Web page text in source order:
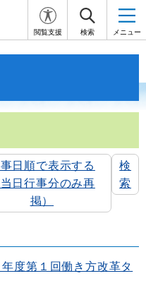
閲覧支援 検索 メニュー
日順で表示する
当日行事分のみ再
掲）
検
索
度第１回働き方改革タ